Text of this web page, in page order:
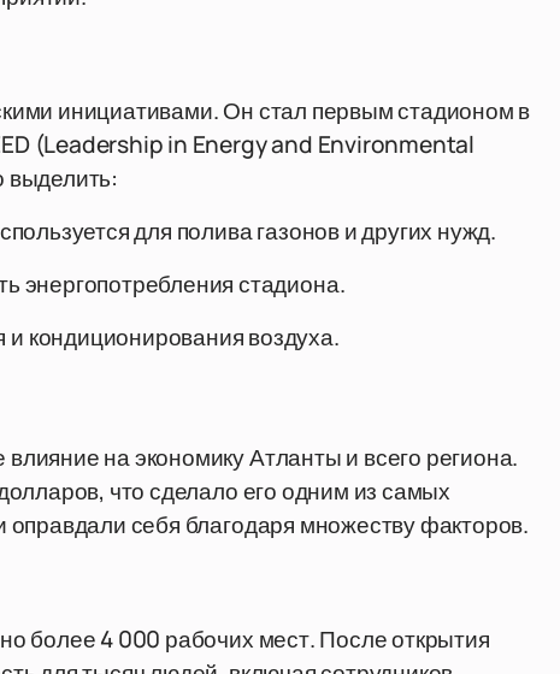
инициативами. Он стал первым стадионом в
(Leadership in Energy and Environmental
выделить:
для полива газонов и других нужд.
энергопотребления стадиона.
кондиционирования воздуха.
на экономику Атланты и всего региона.
что сделало его одним из самых
себя благодаря множеству факторов.
более 4 000 рабочих мест. После открытия